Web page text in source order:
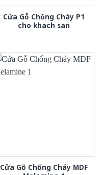
Cửa Gỗ Chống Cháy P1
cho khach san
Cửa Gỗ Chống Cháy MDF